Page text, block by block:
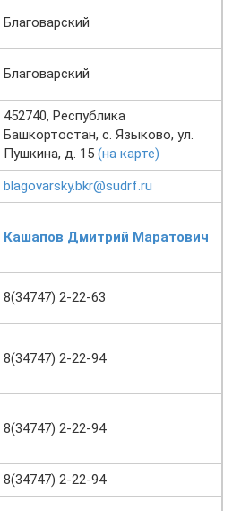
Благоварский
Благоварский
452740, Республика
Башкортостан, с. Языково, ул.
Пушкина, д. 15 (на карте)
blagovarsky.bkr@sudrf.ru
Кашапов Дмитрий Маратович
8(34747) 2-22-63
8(34747) 2-22-94
8(34747) 2-22-94
8(34747) 2-22-94